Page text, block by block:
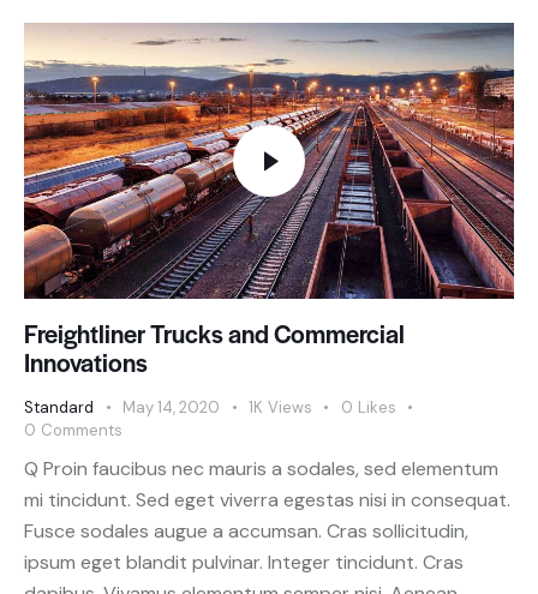
Freightliner Trucks and Commercial
Innovations
Standard May 14, 2020 1K Views 0 Likes
0 Comments
Q Proin faucibus nec mauris a sodales, sed elementum
mi tincidunt. Sed eget viverra egestas nisi in consequat.
Fusce sodales augue a accumsan. Cras sollicitudin,
ipsum eget blandit pulvinar. Integer tincidunt. Cras